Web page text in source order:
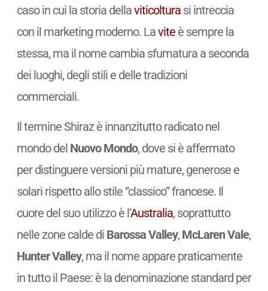
caso in cui la storia dellaviticolturasi intreccia
con il marketing moderno. Laviteè sempre la
stessa, ma il nome cambia sfumatura a seconda
dei luoghi, degli stili e delle tradizioni
commerciali.
Il termine Shiraz è innanzitutto radicato nel
mondo del Nuovo Mondo, dove si è affermato
per distinguere versioni più mature, generose e
solari rispetto allo stile “classico” francese. Il
cuore del suo utilizzo è l’Australia, soprattutto
nelle zone calde di Barossa Valley, McLaren Vale,
Hunter Valley, ma il nome appare praticamente
in tutto il Paese: è la denominazione standard per